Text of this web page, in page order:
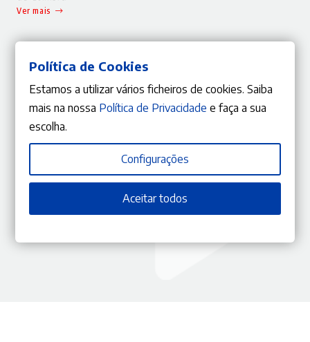
Ver mais
ISBN
RPCC 2025
Editora
Coimbra Editora
Assinatura
3 números/ano
Política de Cookies
Estamos a utilizar vários ficheiros de cookies. Saiba
mais na nossa Política de Privacidade e faça a sua
escolha.
Configurações
Aceitar todos